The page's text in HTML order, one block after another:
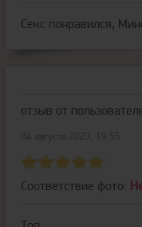
Секс понравился,
отзыв от
Соответствие фото: